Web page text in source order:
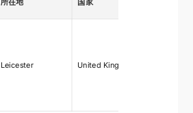
Leicester United Kingdom